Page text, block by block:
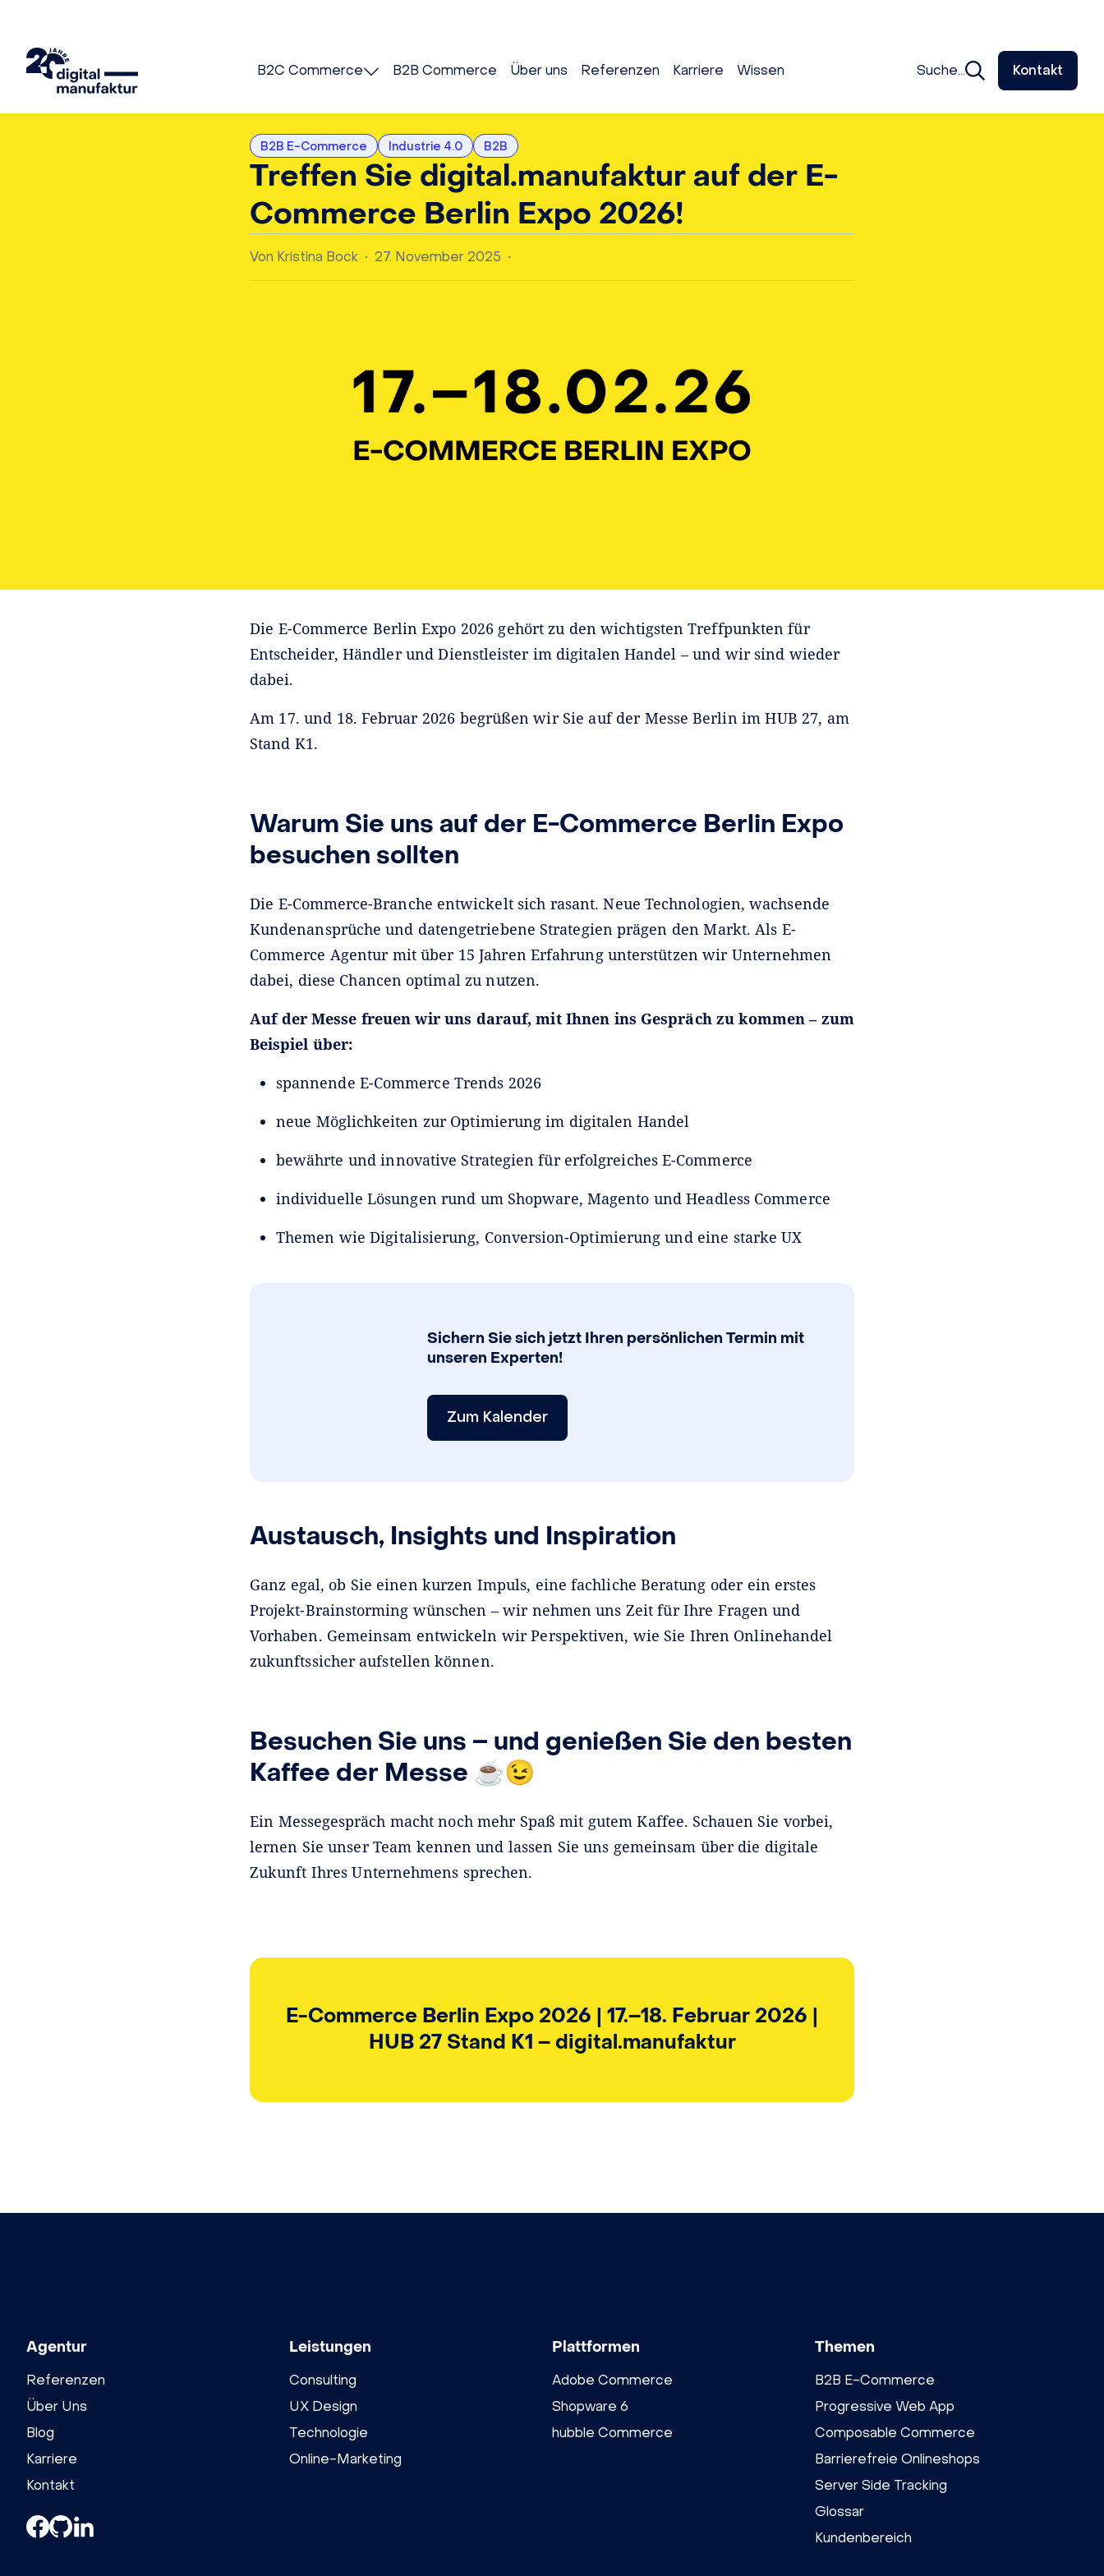
B2C Commerce B2B Commerce Über uns Referenzen Karriere Wissen Suche... Kontakt
B2B E-Commerce Industrie 4.0 B2B
Treffen Sie digital.manufaktur auf der E-
Commerce Berlin Expo 2026!
Von Kristina Bock • 27. November 2025 •
Die E-Commerce Berlin Expo 2026 gehört zu den wichtigsten Treffpunkten für
Entscheider, Händler und Dienstleister im digitalen Handel – und wir sind wieder
dabei.
Am 17. und 18. Februar 2026 begrüßen wir Sie auf der Messe Berlin im HUB 27, am
Stand K1.
Warum Sie uns auf der E-Commerce Berlin Expo
besuchen sollten
Die E-Commerce-Branche entwickelt sich rasant. Neue Technologien, wachsende
Kundenansprüche und datengetriebene Strategien prägen den Markt. Als E-
Commerce Agentur mit über 15 Jahren Erfahrung unterstützen wir Unternehmen
dabei, diese Chancen optimal zu nutzen.
Auf der Messe freuen wir uns darauf, mit Ihnen ins Gespräch zu kommen – zum
Beispiel über:
spannende E-Commerce Trends 2026
neue Möglichkeiten zur Optimierung im digitalen Handel
bewährte und innovative Strategien für erfolgreiches E-Commerce
individuelle Lösungen rund um Shopware, Magento und Headless Commerce
Themen wie Digitalisierung, Conversion-Optimierung und eine starke UX
Sichern Sie sich jetzt Ihren persönlichen Termin mit
unseren Experten!
Zum Kalender
Austausch, Insights und Inspiration
Ganz egal, ob Sie einen kurzen Impuls, eine fachliche Beratung oder ein erstes
Projekt-Brainstorming wünschen – wir nehmen uns Zeit für Ihre Fragen und
Vorhaben. Gemeinsam entwickeln wir Perspektiven, wie Sie Ihren Onlinehandel
zukunftssicher aufstellen können.
Besuchen Sie uns – und genießen Sie den besten
Kaffee der Messe ☕😉
Ein Messegespräch macht noch mehr Spaß mit gutem Kaffee. Schauen Sie vorbei,
lernen Sie unser Team kennen und lassen Sie uns gemeinsam über die digitale
Zukunft Ihres Unternehmens sprechen.
E-Commerce Berlin Expo 2026 | 17.–18. Februar 2026 |
HUB 27 Stand K1 – digital.manufaktur
Agentur
Referenzen
Über Uns
Blog
Karriere
Kontakt
Leistungen
Consulting
UX Design
Technologie
Online-Marketing
Plattformen
Adobe Commerce
Shopware 6
hubble Commerce
Themen
B2B E-Commerce
Progressive Web App
Composable Commerce
Barrierefreie Onlineshops
Server Side Tracking
Glossar
Kundenbereich